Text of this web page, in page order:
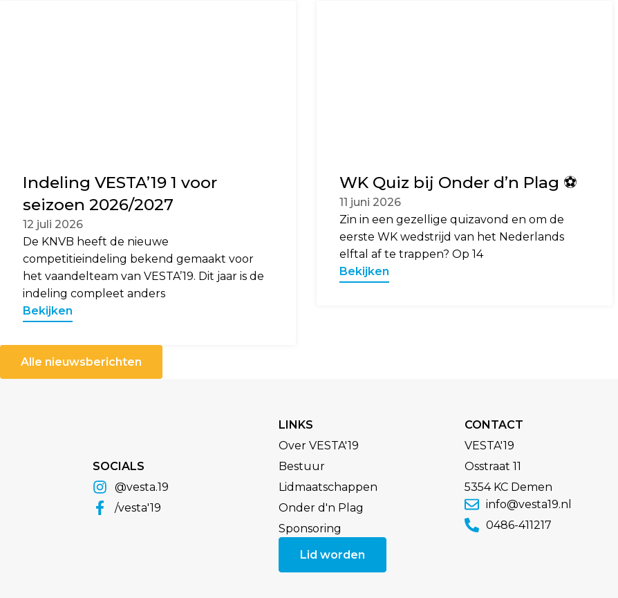
Indeling VESTA’19 1 voor
seizoen 2026/2027
12 juli 2026
De KNVB heeft de nieuwe
competitieindeling bekend gemaakt voor
het vaandelteam van VESTA’19. Dit jaar is de
indeling compleet anders
Bekijken
WK Quiz bij Onder d’n Plag ⚽️
11 juni 2026
Zin in een gezellige quizavond en om de
eerste WK wedstrijd van het Nederlands
elftal af te trappen? Op 14
Bekijken
Alle nieuwsberichten
SOCIALS
@vesta.19
/vesta'19
LINKS
Over VESTA'19
Bestuur
Lidmaatschappen
Onder d'n Plag
Sponsoring
Lid worden
CONTACT
VESTA'19
Osstraat 11
5354 KC Demen
info@vesta19.nl
0486-411217